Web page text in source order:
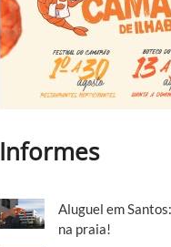
Informes
Aluguel em
na praia!